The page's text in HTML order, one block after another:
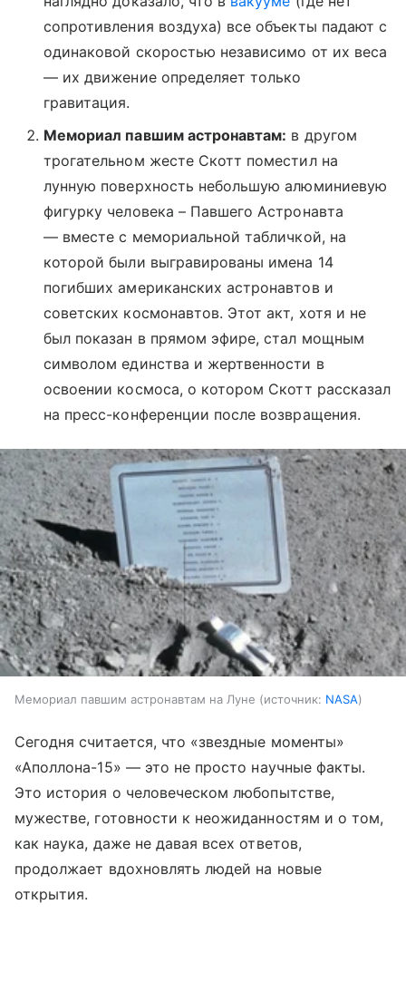
сопротивления воздуха) все объекты падают с
одинаковой скоростью независимо от их веса
— их движение определяет только
гравитация.
Мемориал павшим астронавтам: в другом
трогательном жесте Скотт поместил на
лунную поверхность небольшую алюминиевую
фигурку человека – Павшего Астронавта
— вместе с мемориальной табличкой, на
которой были выгравированы имена 14
погибших американских астронавтов и
советских космонавтов. Этот акт, хотя и не
был показан в прямом эфире, стал мощным
символом единства и жертвенности в
освоении космоса, о котором Скотт рассказал
на пресс-конференции после возвращения.
Мемориал павшим астронавтам на Луне источник: NASA
Сегодня считается, что «звездные моменты»
«Аполлона-15» —это не просто научные факты.
Это история о человеческом любопытстве,
мужестве, готовности к неожиданностям и о том,
как наука, даже не давая всех ответов,
продолжает вдохновлять людей на новые
открытия.